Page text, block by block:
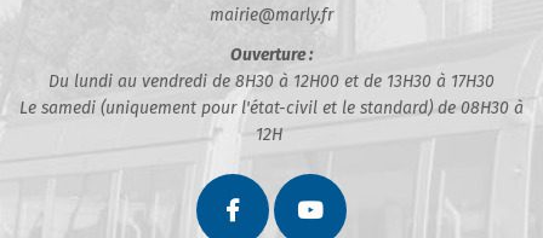
mairie@marly.fr
Ouverture :
Du lundi au vendredi de 8H30 à 12H00 et de 13H30 à 17H30
Le samedi (uniquement pour l'état-civil et le standard) de 08H30 à
12H